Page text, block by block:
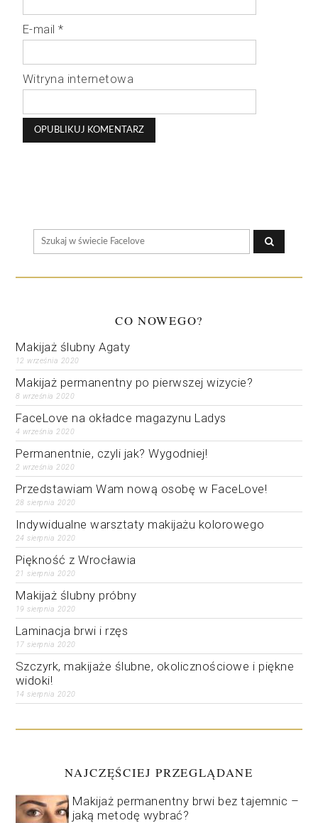
E-mail*
Witryna internetowa
CO NOWEGO?
Makijaż ślubny Agaty
12 września 2020
Makijaż permanentny po pierwszej wizycie?
8 września 2020
FaceLove na okładce magazynu Ladys
4 września 2020
Permanentnie, czyli jak? Wygodniej!
2 września 2020
Przedstawiam Wam nową osobę w FaceLove!
28 sierpnia 2020
Indywidualne warsztaty makijażu kolorowego
24 sierpnia 2020
Piękność z Wrocławia
21 sierpnia 2020
Makijaż ślubny próbny
19 sierpnia 2020
Laminacja brwi i rzęs
17 sierpnia 2020
Szczyrk, makijaże ślubne, okolicznościowe i piękne
widoki!
14 sierpnia 2020
NAJCZĘŚCIEJ PRZEGLĄDANE
Makijaż permanentny brwi bez tajemnic –
jaką metodę wybrać?